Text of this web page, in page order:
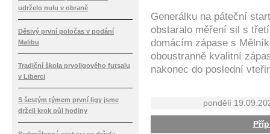
Generálku na páteční
obstaralo měření sil s
domácím zápase s
oboustranně kvalitní
nakonec do poslední
pondělí
udrželo nulu v obraně
Děsivý první poločas v podání
Malibu
Tradiční škola prvoligového futsalu
v Liberci
S šestým týmem první ligy jsme
drželi krok půl hodiny